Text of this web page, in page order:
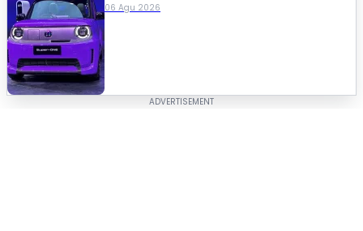
06 Agu 2026